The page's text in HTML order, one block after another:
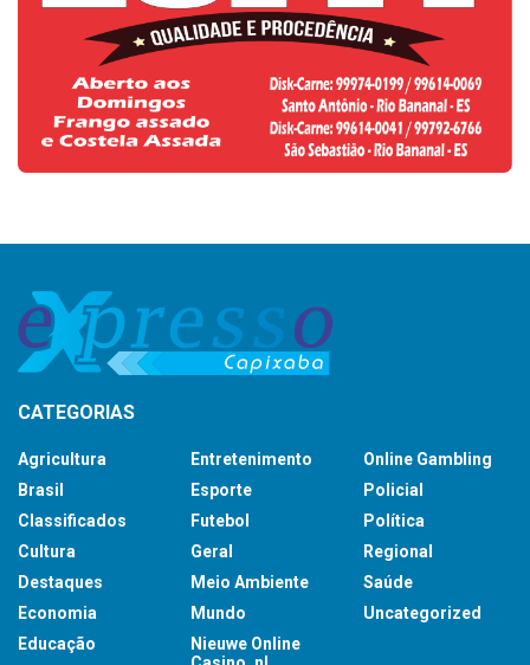
CATEGORIAS
Agricultura
Brasil
Classificados
Cultura
Destaques
Economia
Educação
Entretenimento
Esporte
Futebol
Geral
Meio Ambiente
Mundo
Nieuwe Online
Online Gambling
Policial
Política
Regional
Saúde
Uncategorized